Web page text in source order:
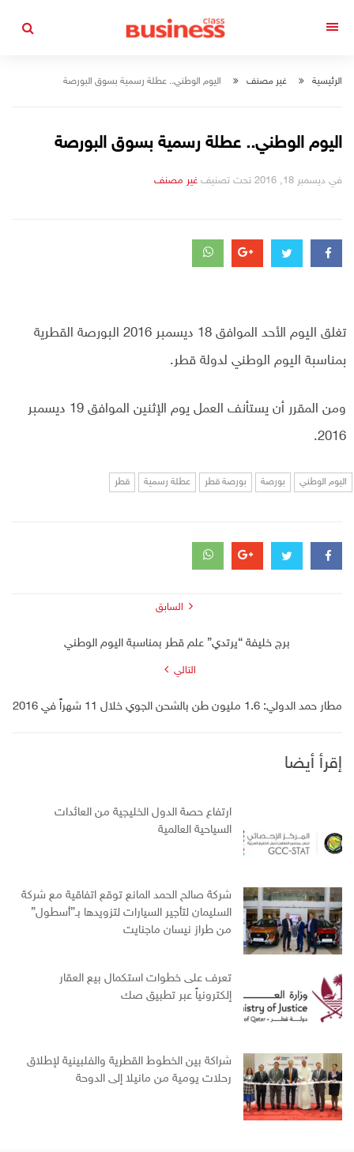
الرئيسية غير مصنف اليوم الوطني.. عطلة رسمية بسوق البورصة
اليوم الوطني.. عطلة رسمية بسوق البورصة
في ديسمبر 18, 2016 تحت تصنيف التصانيف
غير مصنف
تغلق اليوم الأحد الموافق 18 ديسمبر 2016 البورصة القطرية
بمناسبة اليوم الوطني لدولة قطر.
ومن المقرر أن يستأنف العمل يوم الإثنين الموافق 19 ديسمبر
2016.
اليوم الوطني بورصة بورصة قطر عطلة رسمية قطر
السابق
برج خليفة “يرتدي” علم قطر بمناسبة اليوم الوطني
التالي
مطار حمد الدولي: 1.6 مليون طن بالشحن الجوي خلال 11 شهراً في 2016
إقرأ أيضا
ارتفاع حصة الدول الخليجية من العائدات
السياحية العالمية
شركة صالح الحمد المانع توقع اتفاقية مع شركة
السليمان لتأجير السيارات لتزويدها بـ”أسطول”
من طراز نيسان ماجنايت
تعرف على خطوات استكمال بيع العقار
إلكترونياً عبر تطبيق صك
شراكة بين الخطوط القطرية والفلبينية لإطلاق
رحلات يومية من مانيلا إلى الدوحة